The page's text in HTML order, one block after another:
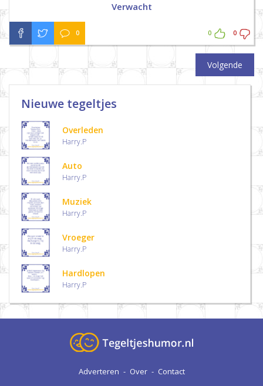
Verwacht
0 0 0
Volgende
Nieuwe tegeltjes
Overleden
Harry.P
Auto
Harry.P
Muziek
Harry.P
Vroeger
Harry.P
Hardlopen
Harry.P
Adverteren - Over - Contact